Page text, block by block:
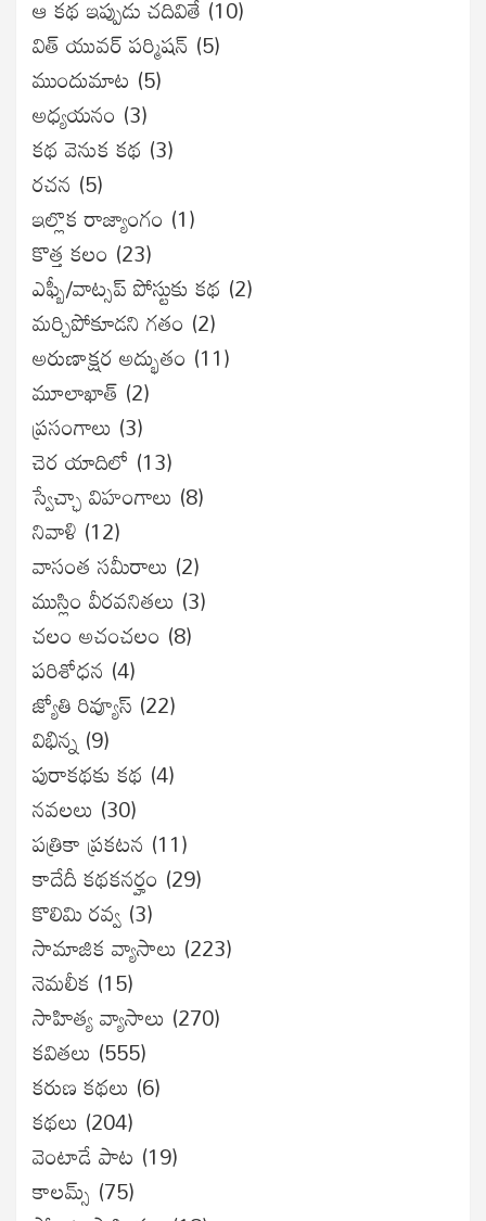
ఆ కథ ఇప్పుడు చదివితే (10)
విత్ యువర్ పర్మిషన్ (5)
ముందుమాట (5)
అధ్యయనం (3)
కథ వెనుక కథ (3)
రచన (5)
ఇల్లొక రాజ్యాంగం (1)
కొత్త కలం (23)
ఎఫ్బీ/వాట్సప్ పోస్టుకు కథ (2)
మర్చిపోకూడని గతం (2)
అరుణాక్షర అద్భుతం (11)
మూలాఖాత్ (2)
ప్రసంగాలు (3)
చెర యాదిలో (13)
స్వేచ్ఛా విహంగాలు (8)
నివాళి (12)
వాసంత సమీరాలు (2)
ముస్లిం వీరవనితలు (3)
చలం అచంచలం (8)
ప‌రిశోధ‌న‌ (4)
జ్యోతి రివ్యూస్ (22)
విభిన్న (9)
పురాకథకు కథ (4)
నవలలు (30)
పత్రికా ప్రకటన (11)
కాదేదీ కథకనర్హం (29)
కొలిమి రవ్వ (3)
సామాజిక వ్యాసాలు (223)
నెమలీక (15)
సాహిత్య వ్యాసాలు (270)
కవితలు (555)
కరుణ కథలు (6)
కథలు (204)
వెంటాడే పాట (19)
కాలమ్స్ (75)